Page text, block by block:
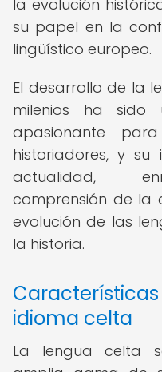
la evolución
su papel en la
lingüístico europeo.
El desarrollo de la
milenios ha sido
apasionante
historiadores, y
actualidad,
comprensión de la
evolución de las
la historia.
idioma celta
La lengua celta